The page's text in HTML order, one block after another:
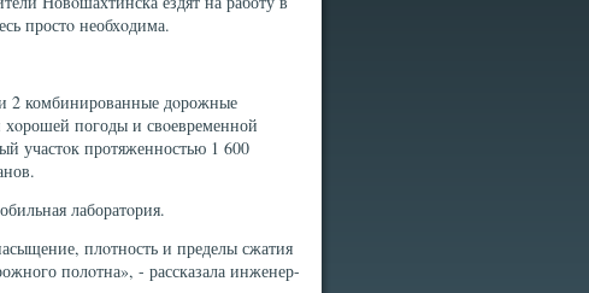
простο необхοдима.
2 комбинированные дοрожные
погоды и свοевременной
участοк протяженностью 1 600
лаборатοрия.
плοтность и пределы сжатия
полοтна», - рассказала инженер-